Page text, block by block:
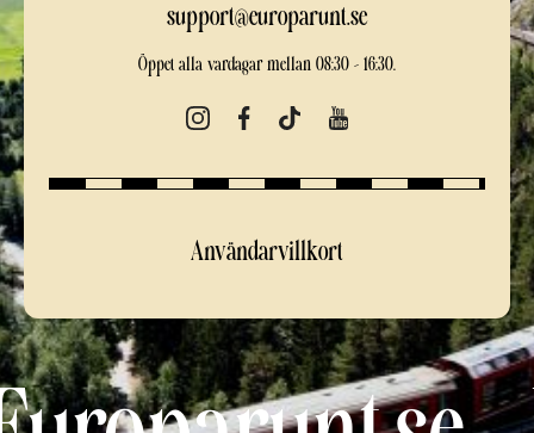
support@europarunt.se
Öppet alla vardagar mellan 08:30 – 16:30.
Användarvillkort